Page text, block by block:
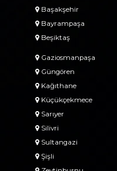
Başakşehir
Bayrampaşa
Beşiktaş
Gaziosmanpaşa
Güngören
Kağıthane
Küçükçekmece
Sarıyer
Silivri
Sultangazi
Şişli